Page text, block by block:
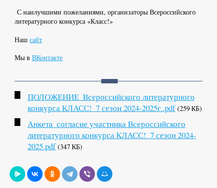
С наилучшими пожеланиями, организаторы Всероссийского
литературного конкурса «Класс!»
Наш сайт
Мы в ВКонтакте
ПОЛОЖЕНИЕ_Всероссийского литературного
конкурса КЛАСС!_7 сезон 2024-2025г..pdf (259 КБ)
Анкета_согласие участника Всероссийского
литературного конкурса КЛАСС!_7 сезон 2024-
2025.pdf (347 КБ)